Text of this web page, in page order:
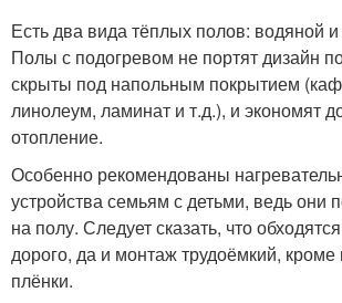
Есть два вида тёплых полов: водяной и
Полы с подогревом не портят дизайн
скрыты под напольным покрытием
линолеум, ламинат и т.д.), и экономят
отопление.
Особенно рекомендованы
устройства семьям с детьми, ведь они
на полу. Следует сказать, что
дорого, да и монтаж трудоёмкий,
плёнки.